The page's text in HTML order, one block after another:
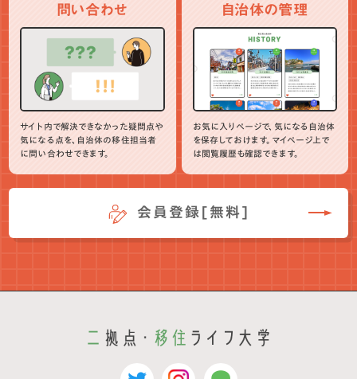
問い合わせ
サイト内で解決できなかった疑問点や
気になる点を、自治体の移住担当者
に問い合わせできます。
自治体の管理
お気に入りページで、気になる自治体
を保存しておけます。マイページ上で
は閲覧履歴も確認できます。
会員登録[無料]